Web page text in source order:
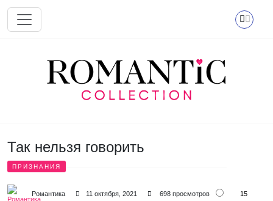
Перейти к основному содержанию
Так нельзя говорить
ПРИЗНАНИЯ
Романтика 11 октября, 2021 698 просмотров 15